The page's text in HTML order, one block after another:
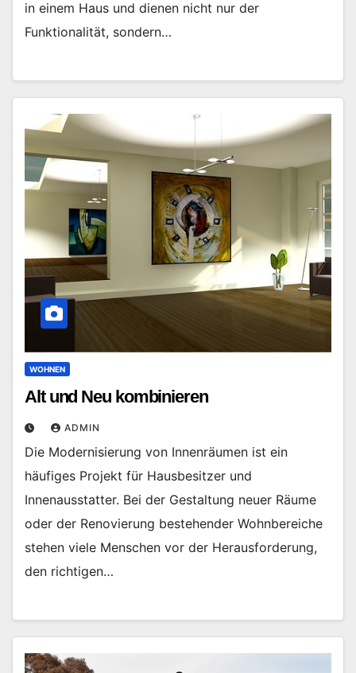
in einem Haus und dienen nicht nur der
Funktionalität, sondern…
WOHNEN
Alt und Neu kombinieren
ADMIN
Die Modernisierung von Innenräumen ist ein
häufiges Projekt für Hausbesitzer und
Innenausstatter. Bei der Gestaltung neuer Räume
oder der Renovierung bestehender Wohnbereiche
stehen viele Menschen vor der Herausforderung,
den richtigen…